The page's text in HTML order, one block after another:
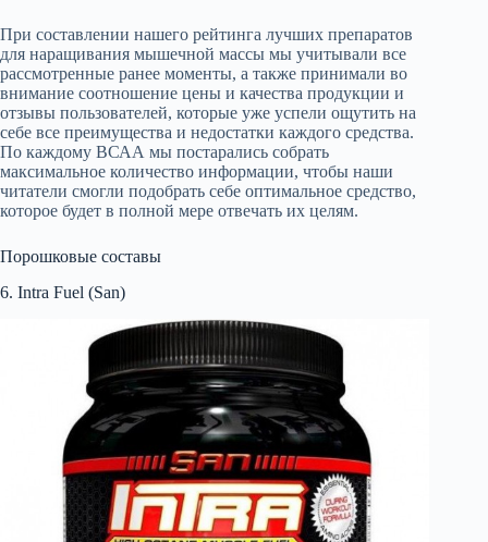
При составлении нашего рейтинга лучших препаратов
для наращивания мышечной массы мы учитывали все
рассмотренные ранее моменты, а также принимали во
внимание соотношение цены и качества продукции и
отзывы пользователей, которые уже успели ощутить на
себе все преимущества и недостатки каждого средства.
По каждому ВСАА мы постарались собрать
максимальное количество информации, чтобы наши
читатели смогли подобрать себе оптимальное средство,
которое будет в полной мере отвечать их целям.
Порошковые составы
6. Intra Fuel (San)